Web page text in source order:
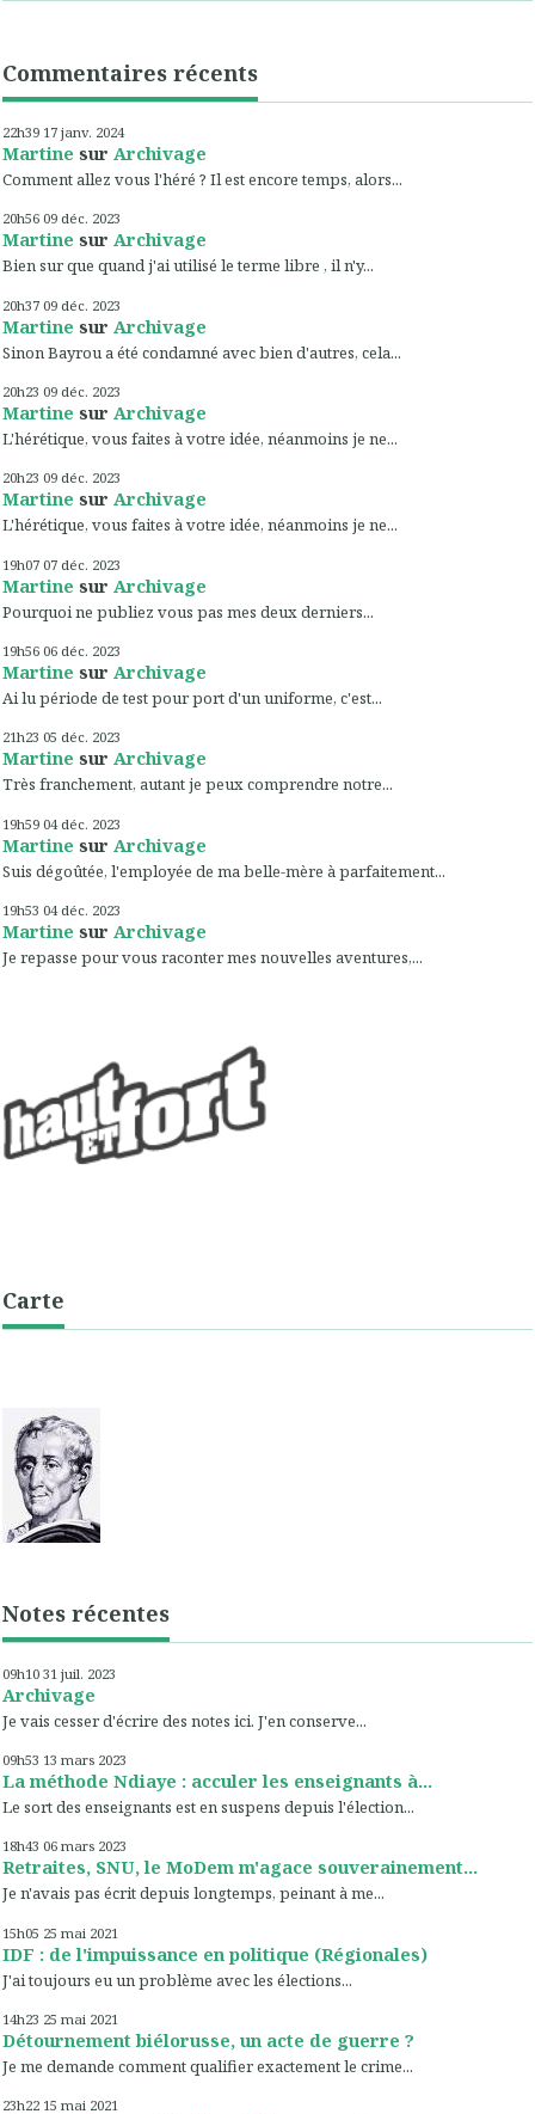
Commentaires récents
22h39 17 janv. 2024
Martine sur Archivage
Comment allez vous l'héré ? Il est encore temps, alors...
20h56 09 déc. 2023
Martine sur Archivage
Bien sur que quand j'ai utilisé le terme libre , il n'y...
20h37 09 déc. 2023
Martine sur Archivage
Sinon Bayrou a été condamné avec bien d'autres, cela...
20h23 09 déc. 2023
Martine sur Archivage
L'hérétique, vous faites à votre idée, néanmoins je ne...
20h23 09 déc. 2023
Martine sur Archivage
L'hérétique, vous faites à votre idée, néanmoins je ne...
19h07 07 déc. 2023
Martine sur Archivage
Pourquoi ne publiez vous pas mes deux derniers...
19h56 06 déc. 2023
Martine sur Archivage
Ai lu période de test pour port d'un uniforme, c'est...
21h23 05 déc. 2023
Martine sur Archivage
Très franchement, autant je peux comprendre notre...
19h59 04 déc. 2023
Martine sur Archivage
Suis dégoûtée, l'employée de ma belle-mère à parfaitement...
19h53 04 déc. 2023
Martine sur Archivage
Je repasse pour vous raconter mes nouvelles aventures,...
Carte
Notes récentes
09h10 31 juil. 2023
Archivage
Je vais cesser d'écrire des notes ici. J'en conserve...
09h53 13 mars 2023
La méthode Ndiaye : acculer les enseignants à...
Le sort des enseignants est en suspens depuis l'élection...
18h43 06 mars 2023
Retraites, SNU, le MoDem m'agace souverainement...
Je n'avais pas écrit depuis longtemps, peinant à me...
15h05 25 mai 2021
IDF : de l'impuissance en politique (Régionales)
J'ai toujours eu un problème avec les élections...
14h23 25 mai 2021
Détournement biélorusse, un acte de guerre ?
Je me demande comment qualifier exactement le crime...
23h22 15 mai 2021